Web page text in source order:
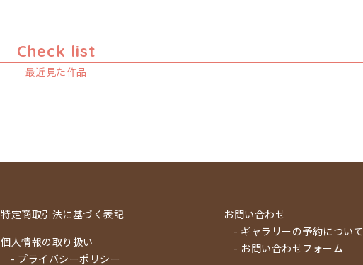
Check list
最近見た作品
特定商取引法に基づく表記
個人情報の取り扱い
- プライバシーポリシー
お問い合わせ
- ギャラリーの予約について
- お問い合わせフォーム